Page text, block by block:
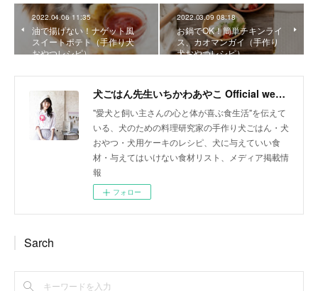
2022.04.06 11:35
油で揚げない！ナゲット風
スイートポテト（手作り犬
おやつレシピ）
2022.03.09 08:18
お鍋でOK！簡単チキンライ
ス、カオマンガイ（手作り
犬おやつレシピ）
犬ごはん先生いちかわあやこ Official web site
"愛犬と飼い主さんの心と体が喜ぶ食生活"を伝えて
いる、犬のための料理研究家の手作り犬ごはん・犬
おやつ・犬用ケーキのレシピ、犬に与えていい食
材・与えてはいけない食材リスト、メディア掲載情
報
フォロー
Sarch